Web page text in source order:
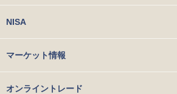
NISA
マーケット情報
オンライントレード